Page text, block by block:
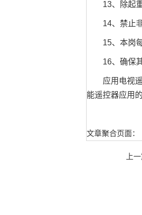
13、除起重
14、禁止非
15、本岗每
16、确保其
应用电视遥
能遥控器应用的
文章聚合页面：
上